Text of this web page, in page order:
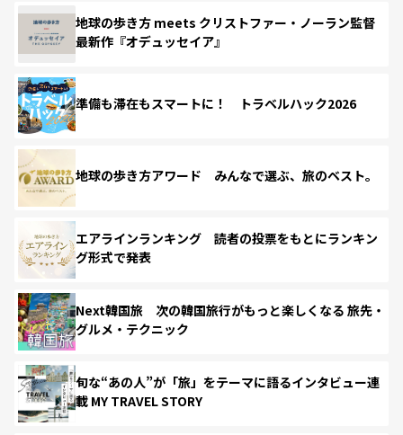
地球の歩き方 meets クリストファー・ノーラン監督
最新作『オデュッセイア』
準備も滞在もスマートに！ トラベルハック2026
地球の歩き方アワード みんなで選ぶ、旅のベスト。
エアラインランキング 読者の投票をもとにランキン
グ形式で発表
Next韓国旅 次の韓国旅行がもっと楽しくなる 旅先・
グルメ・テクニック
旬な“あの人”が「旅」をテーマに語るインタビュー連
載 MY TRAVEL STORY